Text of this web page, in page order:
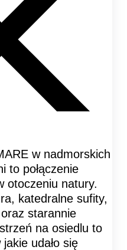
w nadmorskich
to połączenie
otoczeniu natury.
katedralne sufity,
starannie
na osiedlu to
udało się